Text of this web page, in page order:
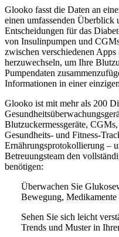
Glooko fasst die Daten an
einen umfassenden Überblick
Entscheidungen für das
von Insulinpumpen und
zwischen verschiedenen
herzuwechseln, um Ihre
Pumpendaten
Informationen in einer
Glooko ist mit mehr als 200
Blutzuckermessgeräte,
Gesundheits- und Fitness-
Ernährungsprotokollierung –
Betreuungsteam den
benötigen:
Überwachen Sie
Bewegung,
Sehen Sie sich leicht
Trends und Muster in